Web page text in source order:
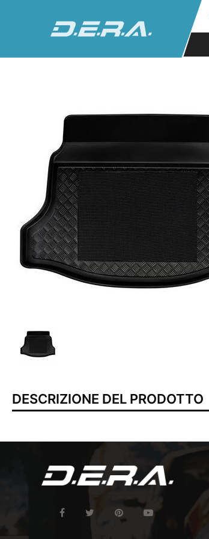
DESCRIZIONE DEL PRODOTTO